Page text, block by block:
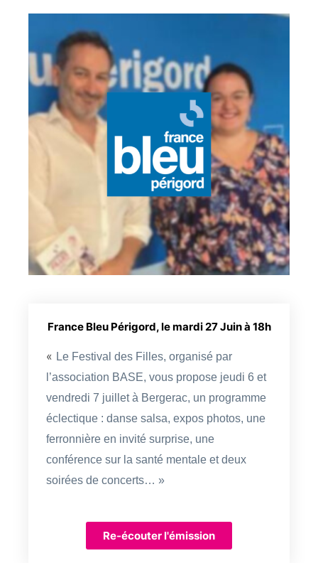
France Bleu Périgord, le mardi 27 Juin à 18h
« Le Festival des Filles, organisé par
l’association BASE, vous propose jeudi 6 et
vendredi 7 juillet à Bergerac, un programme
éclectique : danse salsa, expos photos, une
ferronnière en invité surprise, une
conférence sur la santé mentale et deux
soirées de concerts… »
Re-écouter l'émission